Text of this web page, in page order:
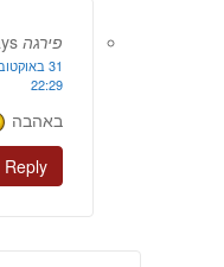
פירגה
22:29
באהבה
Reply